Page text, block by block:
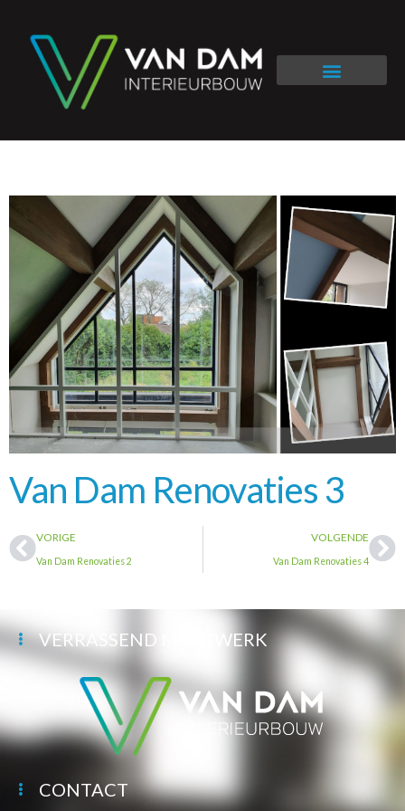
Van Dam Renovaties 3
VORIGE
Van Dam Renovaties 2
VOLGENDE
Van Dam Renovaties 4
VERRASSEND MAATWERK
CONTACT